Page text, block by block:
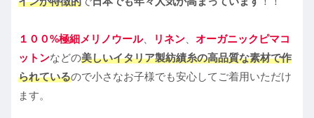
１００%極細メリノウール、 リネン
オーガニックピマコ
ットンなどの美しいイタリア製紡績糸の高品質な素材で作
られているので小さなお子様でも安心してご着用いただけ
ます。